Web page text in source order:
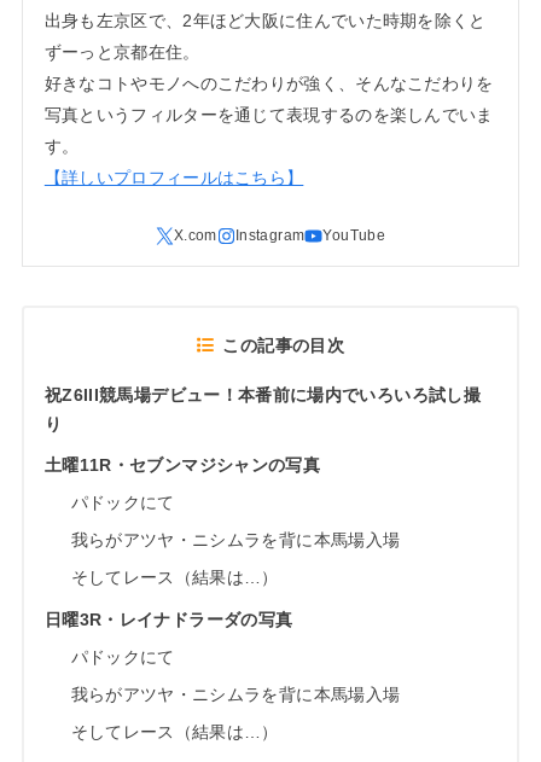
出身も左京区で、2年ほど大阪に住んでいた時期を除くと
ずーっと京都在住。
好きなコトやモノへのこだわりが強く、そんなこだわりを
写真というフィルターを通じて表現するのを楽しんでいま
す。
【詳しいプロフィールはこちら】
この記事の目次
祝Z6III競馬場デビュー！本番前に場内でいろいろ試し撮
り
土曜11R・セブンマジシャンの写真
パドックにて
我らがアツヤ・ニシムラを背に本馬場入場
そしてレース（結果は…）
日曜3R・レイナドラーダの写真
パドックにて
我らがアツヤ・ニシムラを背に本馬場入場
そしてレース（結果は…）